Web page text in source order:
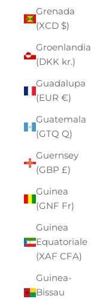
Grenada
(XCD $)
Groenlandia
(DKK kr.)
Guadalupa
(EUR €)
Guatemala
(GTQ Q)
Guernsey
(GBP £)
Guinea
(GNF Fr)
Guinea
Equatoriale
(XAF CFA)
Guinea-
Bissau